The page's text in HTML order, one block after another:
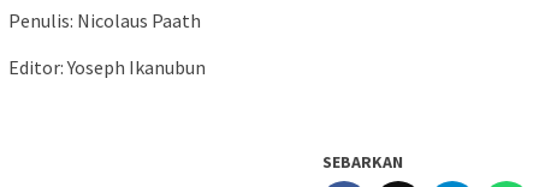
Penulis: Nicolaus Paath
Editor: Yoseph Ikanubun
SEBARKAN